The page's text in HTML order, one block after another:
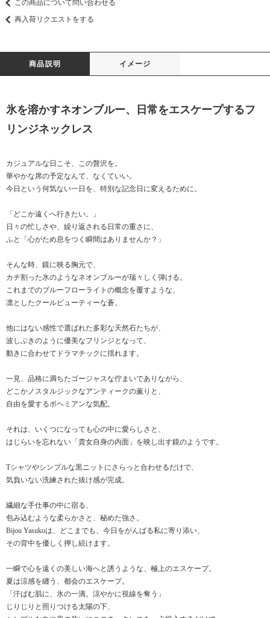
この商品について問い合わせる
再入荷リクエストをする
商品説明 イメージ
氷を溶かすネオンブルー、日常をエスケープするフ
リンジネックレス
カジュアルな日こそ、この贅沢を。
華やかな席の予定なんて、なくていい。
今日という何気ない一日を、特別な記念日に変えるために。
「どこか遠くへ行きたい。」
日々の忙しさや、繰り返される日常の重さに、
ふと「心がため息をつく瞬間はありませんか？」
そんな時、鏡に映る胸元で、
カチ割った氷のようなネオンブルーが瑞々しく弾ける。
これまでのブルーフローライトの概念を覆すような、
凛としたクールビューティーな蒼。
他にはない感性で選ばれた多彩な天然石たちが、
波しぶきのように優美なフリンジとなって、
動きに合わせてドラマチックに揺れます。
一見、品格に満ちたゴージャスな佇まいでありながら、
どこかノスタルジックなアンティークの薫りと、
自由を愛するボヘミアンな気配。
それは、いくつになっても心の中に愛らしさと、
はじらいを忘れない「貴女自身の内面」を映し出す鏡のようです。
Tシャツやシンプルな黒ニットにさらっと合わせるだけで、
気負いない洗練された抜け感が完成。
繊細な手仕事の中に宿る、
包み込むような柔らかさと、秘めた強さ。
Bijou Yasukoは、どこまでも、今日をがんばる私に寄り添い、
その背中を優しく押し続けます。
一瞬で心を遠くの美しい海へと誘うような、極上のエスケープ。
夏は涼感を纏う、都会のエスケープ。
「汗ばむ肌に、氷の一滴。涼やかに視線を奪う」
じりじりと照りつける太陽の下、